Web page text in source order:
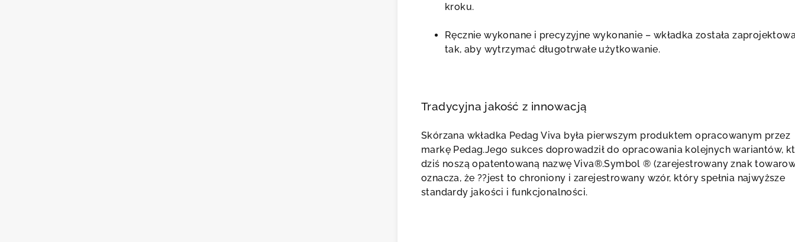
kroku.
Ręcznie wykonane i precyzyjne wykonanie – wkładka została
tak, aby wytrzymać długotrwałe użytkowanie.
Tradycyjna jakość z innowacją
Skórzana wkładka Pedag Viva była pierwszym produktem opracowanym przez
markę Pedag.Jego sukces doprowadził do opracowania kolejnych wariantów,
dziś noszą opatentowaną nazwę Viva®.Symbol ® (zarejestrowany znak
oznacza, że ??jest to chroniony i zarejestrowany wzór, który spełnia najwyższe
standardy jakości i funkcjonalności.